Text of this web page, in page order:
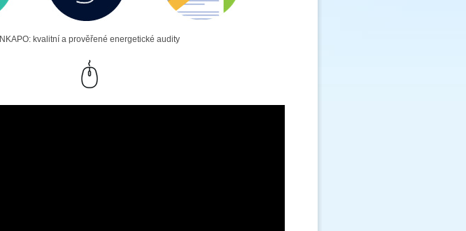
INKAPO: kvalitní a prověřené energetické audity